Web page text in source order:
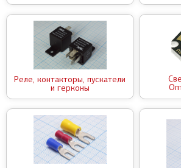
Реле, контакторы, пускатели
и герконы